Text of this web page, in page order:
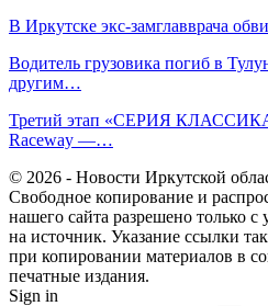
В Иркутске экс-замглавврача
Водитель грузовика погиб в
другим…
Третий этап «СЕРИЯ
Raceway —…
© 2026 - Новости Иркутской
Свободное копирование и
нашего сайта разрешено только
на источник. Указание ссылки
при копировании материалов в
печатные издания.
Sign in